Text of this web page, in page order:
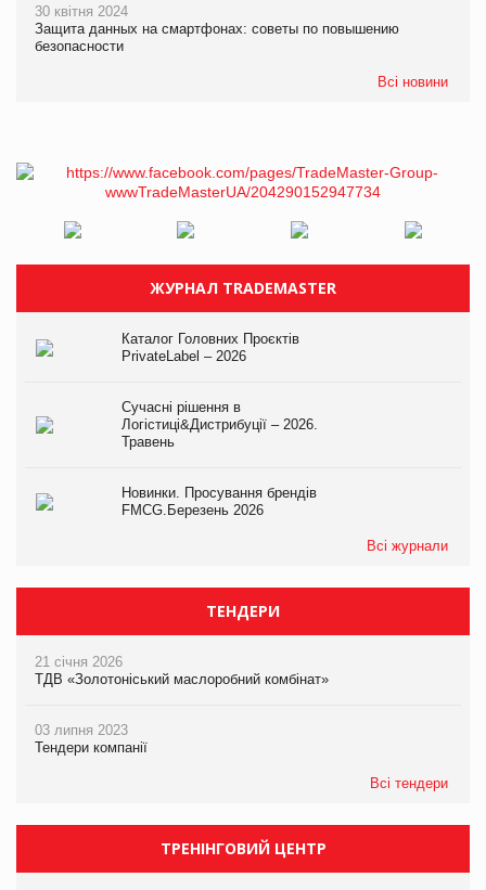
30 квітня 2024
Защита данных на смартфонах: советы по повышению
безопасности
Всі новини
ЖУРНАЛ TRADEMASTER
Каталог Головних Проєктів
PrivateLabel – 2026
Сучасні рішення в
Логістиці&Дистрибуції – 2026.
Травень
Новинки. Просування брендів
FMCG.Березень 2026
Всі журнали
ТЕНДЕРИ
21 січня 2026
ТДВ «Золотоніський маслоробний комбінат»
03 липня 2023
Тендери компанії
Всі тендери
ТРЕНІНГОВИЙ ЦЕНТР